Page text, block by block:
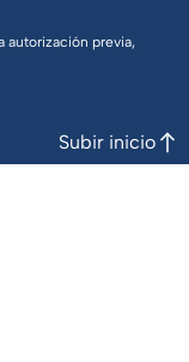
autorización previa,
Subir inicio